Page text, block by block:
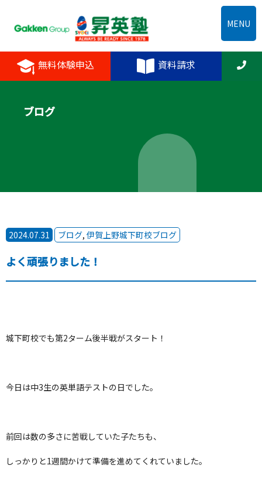
無料体験申込 資料請求
MENU
ブログ
2024.07.31 ブログ, 伊賀上野城下町校ブログ
よく頑張りました！
城下町校でも第2ターム後半戦がスタート！
今日は中3生の英単語テストの日でした。
前回は数の多さに苦戦していた子たちも、
しっかりと1週間かけて準備を進めてくれていました。